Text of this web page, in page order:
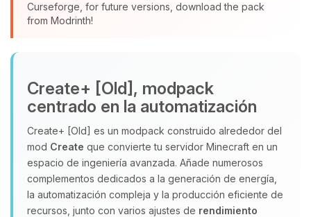
Curseforge, for future versions, download the pack
from Modrinth!
Create+ [Old], modpack
centrado en la automatización
Create+ [Old] es un modpack construido alrededor del
mod Create que convierte tu servidor Minecraft en un
espacio de ingeniería avanzada. Añade numerosos
complementos dedicados a la generación de energía,
la automatización compleja y la producción eficiente de
recursos, junto con varios ajustes de rendimiento